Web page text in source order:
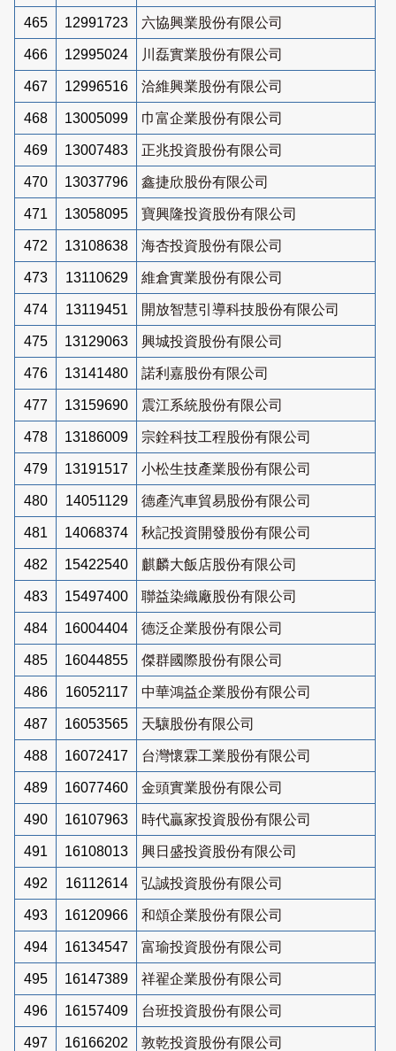
465 12991723 六協興業股份有限公司
466 12995024 川磊實業股份有限公司
467 12996516 洽維興業股份有限公司
468 13005099 巾富企業股份有限公司
469 13007483 正兆投資股份有限公司
470 13037796 鑫捷欣股份有限公司
471 13058095 寶興隆投資股份有限公司
472 13108638 海杏投資股份有限公司
473 13110629 維倉實業股份有限公司
474 13119451 開放智慧引導科技股份有限公司
475 13129063 興城投資股份有限公司
476 13141480 諾利嘉股份有限公司
477 13159690 震江系統股份有限公司
478 13186009 宗銓科技工程股份有限公司
479 13191517 小松生技產業股份有限公司
480 14051129 德產汽車貿易股份有限公司
481 14068374 秋記投資開發股份有限公司
482 15422540 麒麟大飯店股份有限公司
483 15497400 聯益染織廠股份有限公司
484 16004404 德泛企業股份有限公司
485 16044855 傑群國際股份有限公司
486 16052117 中華鴻益企業股份有限公司
487 16053565 天驤股份有限公司
488 16072417 台灣懷霖工業股份有限公司
489 16077460 金頭實業股份有限公司
490 16107963 時代贏家投資股份有限公司
491 16108013 興日盛投資股份有限公司
492 16112614 弘誠投資股份有限公司
493 16120966 和頌企業股份有限公司
494 16134547 富瑜投資股份有限公司
495 16147389 祥翟企業股份有限公司
496 16157409 台班投資股份有限公司
497 16166202 敦乾投資股份有限公司